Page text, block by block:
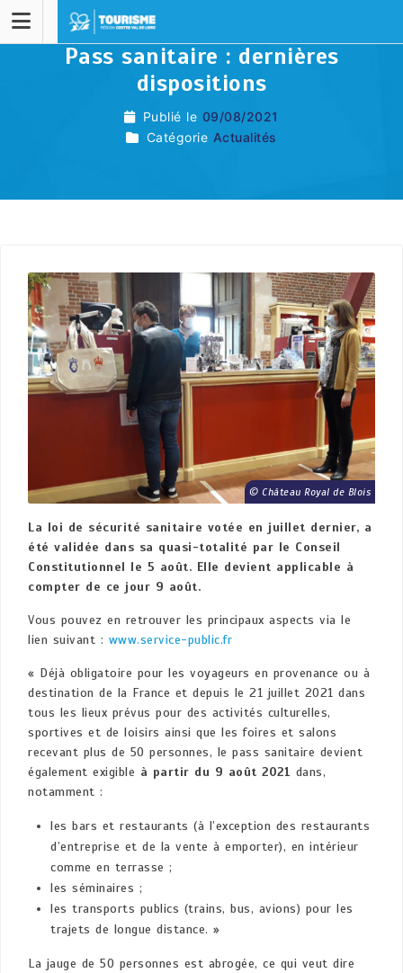
Pass sanitaire : dernières
dispositions
Publié le 09/08/2021
Catégorie Actualités
Château Royal de Blois
La loi de sécurité sanitaire votée en juillet dernier, a
été validée dans sa quasi-totalité par le Conseil
Constitutionnel le 5 août. Elle devient applicable à
compter de ce jour 9 août.
Vous pouvez en retrouver les principaux aspects via le
lien suivant : www.service-public.fr
« Déjà obligatoire pour les voyageurs en provenance ou à
destination de la France et depuis le 21 juillet 2021 dans
tous les lieux prévus pour des activités culturelles,
sportives et de loisirs ainsi que les foires et salons
recevant plus de 50 personnes, le pass sanitaire devient
également exigible à partir du 9 août 2021 dans,
notamment :
les bars et restaurants (à l’exception des restaurants
d’entreprise et de la vente à emporter), en intérieur
comme en terrasse ;
les séminaires ;
les transports publics (trains, bus, avions) pour les
trajets de longue distance. »
La jauge de 50 personnes est abrogée, ce qui veut dire